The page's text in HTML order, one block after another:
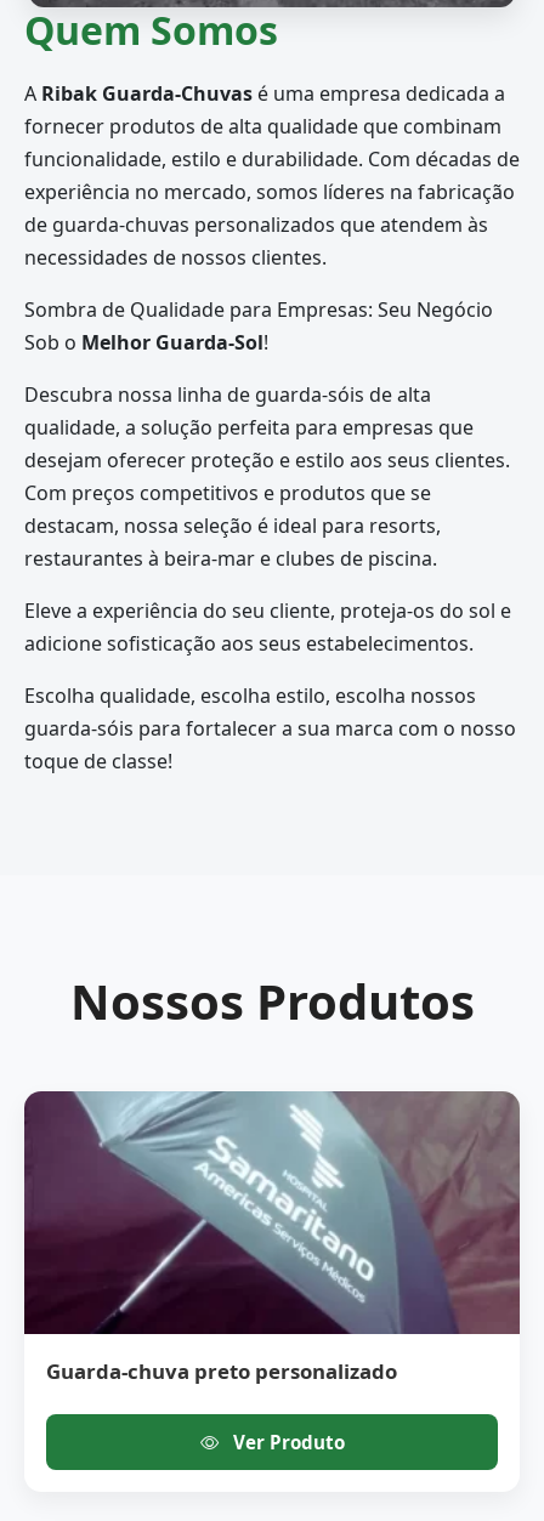
Quem Somos
A Ribak Guarda-Chuvas é uma empresa dedicada a
fornecer produtos de alta qualidade que combinam
funcionalidade, estilo e durabilidade. Com décadas de
experiência no mercado, somos líderes na fabricação
de guarda-chuvas personalizados que atendem às
necessidades de nossos clientes.
Sombra de Qualidade para Empresas: Seu Negócio
Sob o Melhor Guarda-Sol!
Descubra nossa linha de guarda-sóis de alta
qualidade, a solução perfeita para empresas que
desejam oferecer proteção e estilo aos seus clientes.
Com preços competitivos e produtos que se
destacam, nossa seleção é ideal para resorts,
restaurantes à beira-mar e clubes de piscina.
Eleve a experiência do seu cliente, proteja-os do sol e
adicione sofisticação aos seus estabelecimentos.
Escolha qualidade, escolha estilo, escolha nossos
guarda-sóis para fortalecer a sua marca com o nosso
toque de classe!
Nossos Produtos
Guarda-chuva preto personalizado
Ver Produto